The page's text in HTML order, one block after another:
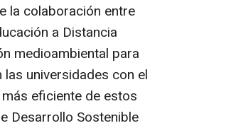
la colaboración entre
a Distancia
medioambiental para
universidades con el
eficiente de estos
Desarrollo Sostenible